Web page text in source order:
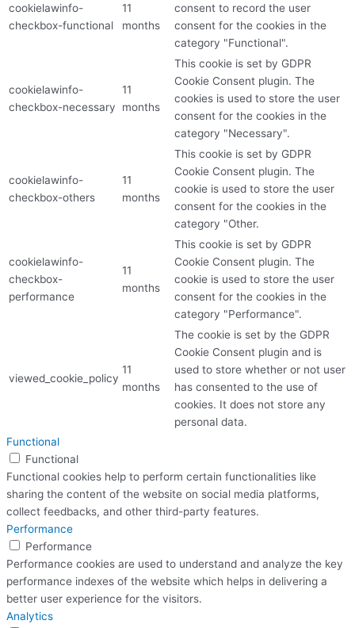
cookielawinfo-
checkbox-functional
11
months
consent to record the user
consent for the cookies in the
category "Functional".
cookielawinfo-
checkbox-necessary
11
months
This cookie is set by GDPR
Cookie Consent plugin. The
cookies is used to store the user
consent for the cookies in the
category "Necessary".
cookielawinfo-
checkbox-others
11
months
This cookie is set by GDPR
Cookie Consent plugin. The
cookie is used to store the user
consent for the cookies in the
category "Other.
cookielawinfo-
checkbox-
performance
11
months
This cookie is set by GDPR
Cookie Consent plugin. The
cookie is used to store the user
consent for the cookies in the
category "Performance".
viewed_cookie_policy
11
months
The cookie is set by the GDPR
Cookie Consent plugin and is
used to store whether or not user
has consented to the use of
cookies. It does not store any
personal data.
Functional
Functional
Functional cookies help to perform certain functionalities like
sharing the content of the website on social media platforms,
collect feedbacks, and other third-party features.
Performance
Performance
Performance cookies are used to understand and analyze the key
performance indexes of the website which helps in delivering a
better user experience for the visitors.
Analytics